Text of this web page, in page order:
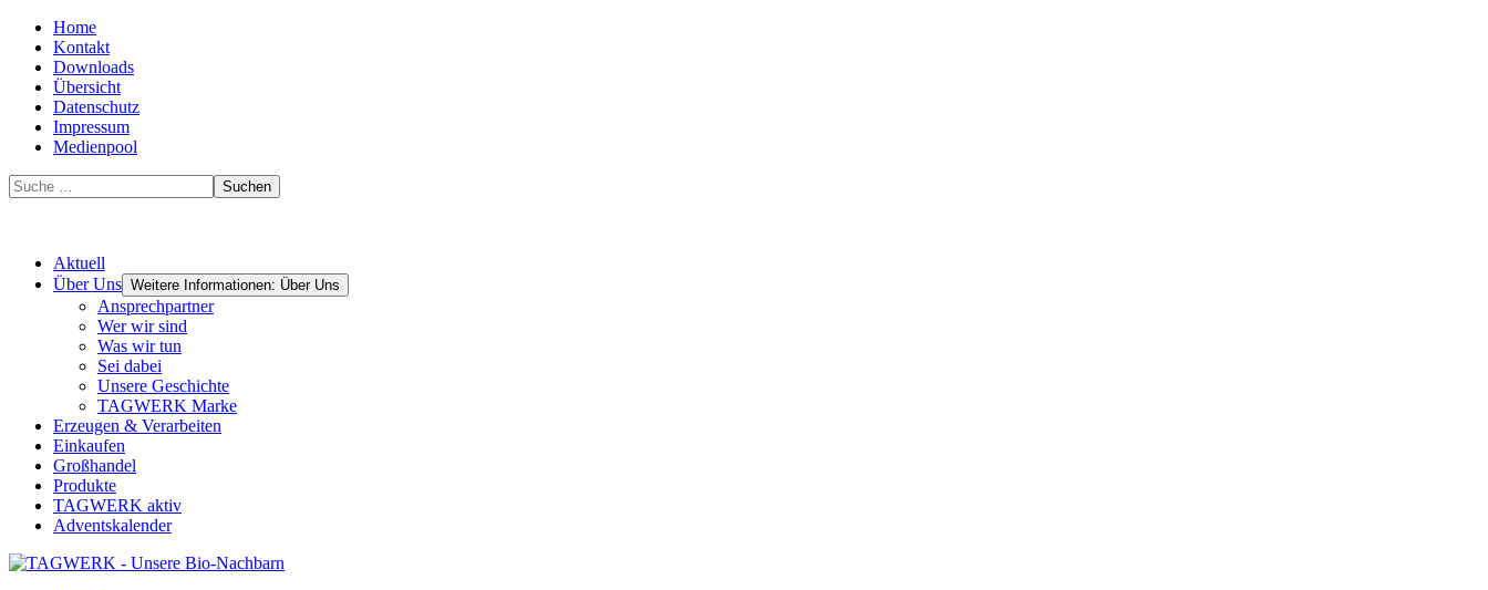
Home
Kontakt
Downloads
Übersicht
Datenschutz
Impressum
Medienpool
Suchen
Aktuell
Über Uns Weitere Informationen: Über Uns
Ansprechpartner
Wer wir sind
Was wir tun
Sei dabei
Unsere Geschichte
TAGWERK Marke
Erzeugen & Verarbeiten
Einkaufen
Großhandel
Produkte
TAGWERK aktiv
Adventskalender